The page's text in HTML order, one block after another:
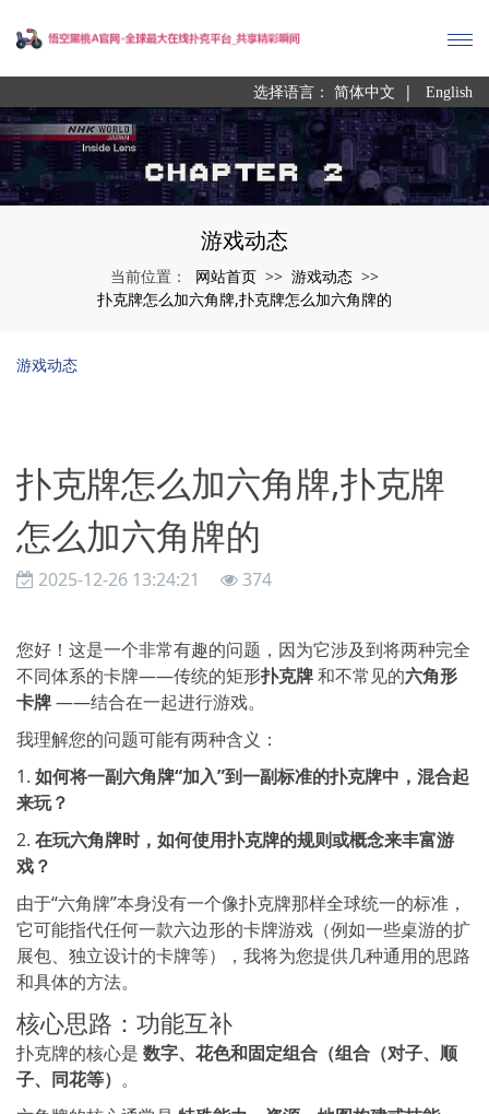
选择语言： 简体中文 | English
游戏动态
当前位置： 网站首页 >> 游戏动态 >>
扑克牌怎么加六角牌,扑克牌怎么加六角牌的
游戏动态
扑克牌怎么加六角牌,扑克牌
怎么加六角牌的
2025-12-26 13:24:21 374
您好！这是一个非常有趣的问题，因为它涉及到将两种完全
不同体系的卡牌——传统的矩形扑克牌和不常见的六角形
卡牌——结合在一起进行游戏。
我理解您的问题可能有两种含义：
1. 如何将一副六角牌“加入”到一副标准的扑克牌中，混合起
来玩？
2. 在玩六角牌时，如何使用扑克牌的规则或概念来丰富游
戏？
由于“六角牌”本身没有一个像扑克牌那样全球统一的标准，
它可能指代任何一款六边形的卡牌游戏（例如一些桌游的扩
展包、独立设计的卡牌等），我将为您提供几种通用的思路
和具体的方法。
核心思路：功能互补
扑克牌的核心是 数字、花色和固定组合（组合（对子、顺
子、同花等） 。